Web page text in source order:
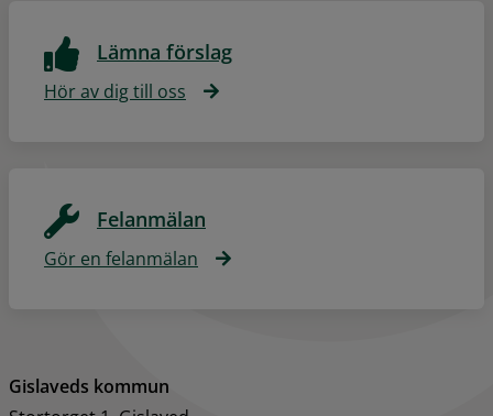
Lämna förslag
Hör av dig till oss
Felanmälan
Gör en felanmälan
Gislaveds kommun